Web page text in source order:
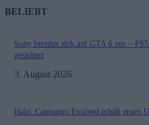
BELIEBT
Sony bereitet sich auf GTA 6 vor –
gesichert
3. August 2026
Halo: Campaign Evolved erhält erstes